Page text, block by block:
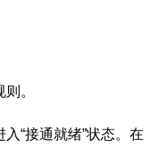
。
“接通就绪”状态。在